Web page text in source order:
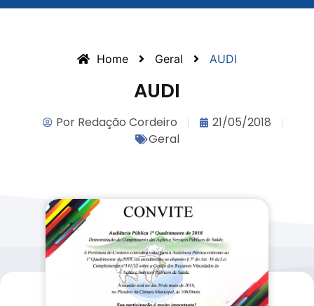
Home Geral AUDI
AUDI
PorRedação Cordeiro
21/05/2018
Geral